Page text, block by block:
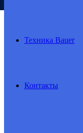
Техника Bauer
Контакты